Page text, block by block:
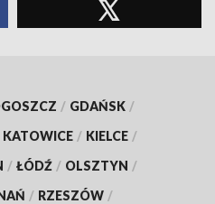
/ GDAŃSK /
KATOWICE / KIELCE /
/ ŁÓDŹ / OLSZTYN /
/ RZESZÓW /